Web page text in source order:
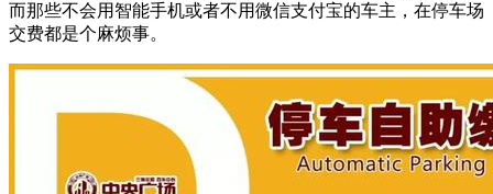
而那些不会用智能手机或者不用微信支付宝的车主，在停车场
交费都是个麻烦事。